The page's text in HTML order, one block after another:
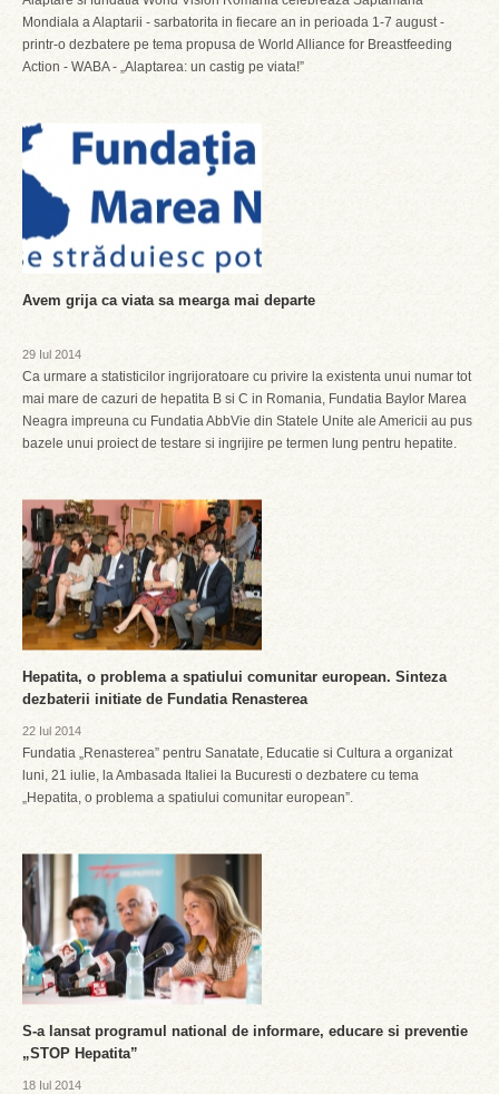
Mondiala a Alaptarii - sarbatorita in fiecare an in perioada 1-7 august -
printr-o dezbatere pe tema propusa de World Alliance for Breastfeeding
Action - WABA - „Alaptarea: un castig pe viata!”
Avem grija ca viata sa mearga mai departe
29 Iul 2014
Ca urmare a statisticilor ingrijoratoare cu privire la existenta unui numar tot
mai mare de cazuri de hepatita B si C in Romania, Fundatia Baylor Marea
Neagra impreuna cu Fundatia AbbVie din Statele Unite ale Americii au pus
bazele unui proiect de testare si ingrijire pe termen lung pentru hepatite.
Hepatita, o problema a spatiului comunitar european. Sinteza
dezbaterii initiate de Fundatia Renasterea
22 Iul 2014
Fundatia „Renasterea” pentru Sanatate, Educatie si Cultura a organizat
luni, 21 iulie, la Ambasada Italiei la Bucuresti o dezbatere cu tema
„Hepatita, o problema a spatiului comunitar european”.
S-a lansat programul national de informare, educare si preventie
„STOP Hepatita”
18 Iul 2014